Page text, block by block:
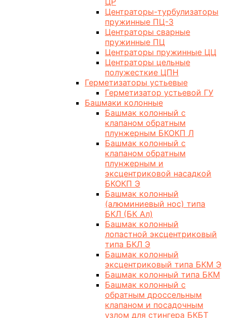
Центраторы-турбулизаторы
пружинные ПЦ-3
Центраторы сварные
пружинные ПЦ
Центраторы пружинные ЦЦ
Центраторы цельные
полужесткие ЦПН
Герметизаторы устьевые
Герметизатор устьевой ГУ
Башмаки колонные
Башмак колонный с
клапаном обратным
плунжерным БКОКП Л
Башмак колонный с
клапаном обратным
плунжерным и
эксцентриковой насадкой
БКОКП Э
Башмак колонный
(алюминиевый нос) типа
БКЛ (БК Ал)
Башмак колонный
лопастной эксцентриковый
типа БКЛ Э
Башмак колонный
эксцентриковый типа БКМ Э
Башмак колонный типа БКМ
Башмак колонный с
обратным дроссельным
клапаном и посадочным
узлом для стингера БКБТ